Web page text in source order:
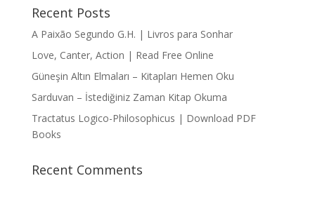
Recent Posts
A Paixão Segundo G.H. | Livros para Sonhar
Love, Canter, Action | Read Free Online
Güneşin Altın Elmaları – Kitapları Hemen Oku
Sarduvan – İstediğiniz Zaman Kitap Okuma
Tractatus Logico-Philosophicus | Download PDF
Books
Recent Comments